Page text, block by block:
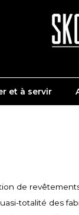
et à servir
de
totalité des